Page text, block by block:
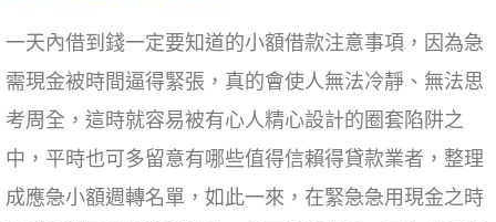
一天內借到錢一定要知道的小額借款注意事項，因為急
需現金被時間逼得緊張，真的會使人無法冷靜、無法思
考周全，這時就容易被有心人精心設計的圈套陷阱之
中，平時也可多留意有哪些值得信賴得貸款業者，整理
成應急小額週轉名單，如此一來，在緊急急用現金之時